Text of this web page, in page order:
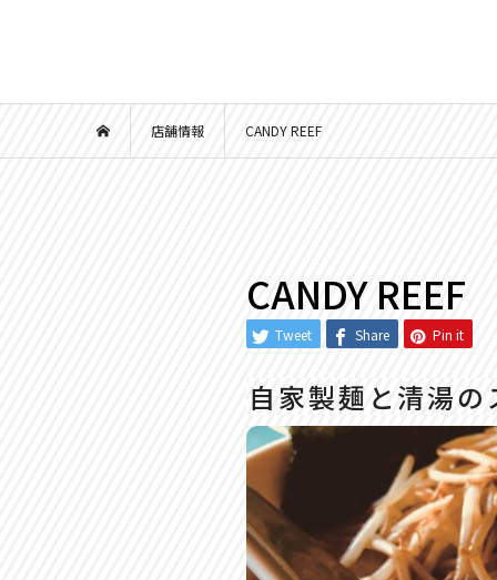
店舗情報 CANDY REEF
CANDY REEF
Tweet Share Pin it
自家製麺と清湯